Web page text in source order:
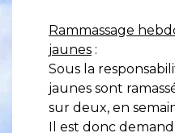
Rammassage
jaunes :
Sous la
jaunes sont
sur deux, en
Il est donc